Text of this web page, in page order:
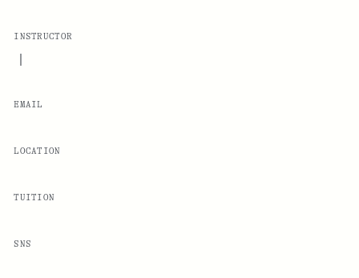
INSTRUCTOR
|
EMAIL
LOCATION
TUITION
SNS